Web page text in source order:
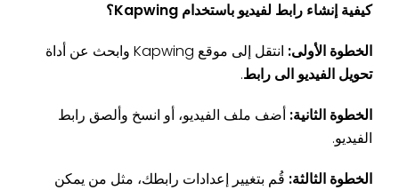
كيفية إنشاء رابط لفيديو باستخدام Kapwing؟
الخطوة الأولى: انتقل إلى موقع Kapwing وابحث عن أداة
تحويل الفيديو الى رابط.
الخطوة الثانية: أضف ملف الفيديو، أو انسخ وألصق رابط
الفيديو.
الخطوة الثالثة: قُم بتغيير إعدادات رابطك، مثل من يمكن